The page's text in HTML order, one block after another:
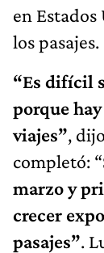
en
los pasajes.
“Es difícil
porque
viajes”,
completó:
marzo y
crecer
pasajes”.